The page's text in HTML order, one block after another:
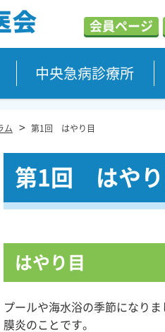
会員ページ
中央急病診療所
ム > 第1回 はやり目
第1回 はやり
はやり目
プールや海水浴の季節になり
膜炎のことです。